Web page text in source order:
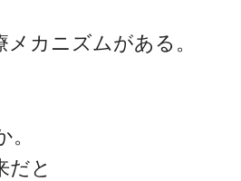
カニズムがある。
だと